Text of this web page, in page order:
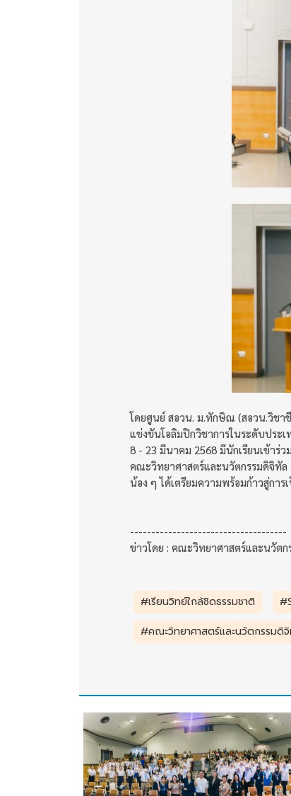
โดยศูนย์ สอวน. ม.ทักษิณ (สอวน.วิชา
แข่งขันโอลิมปิกวิชาการในระดับประ
8 - 23 มีนาคม 2568 มีนักเรียนเข้าร่
คณะวิทยาศาสตร์และนวัตกรรมดิจิทั
น้อง ๆ ได้เตรียมความพร้อมก้าวสู่กา
-------------------------------------
ข่าวโดย : คณะวิทยาศาสตร์และนวัต
#เรียนวิทย์ใกล้ชิดธรรมชาติ
#คณะวิทยาศาสตร์และนวัตกรรมดิ